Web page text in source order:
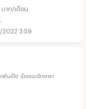
บาท/เดือน
3:59
ตีนเป็ด เมืองฉะเชิงเทรา